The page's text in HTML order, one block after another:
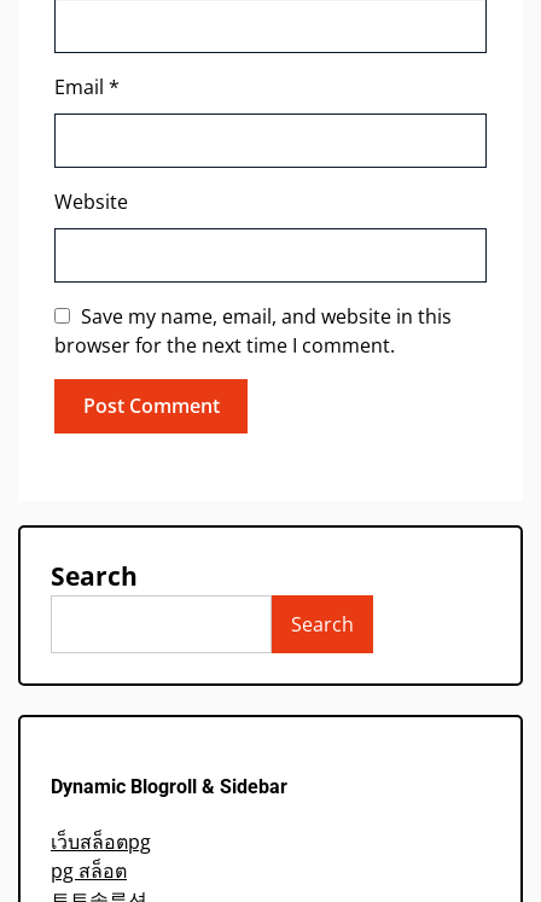
Email *
Website
Save my name, email, and website in this
browser for the next time I comment.
Search
Search
Dynamic Blogroll & Sidebar
เว็บสล็อตpg
pg สล็อต